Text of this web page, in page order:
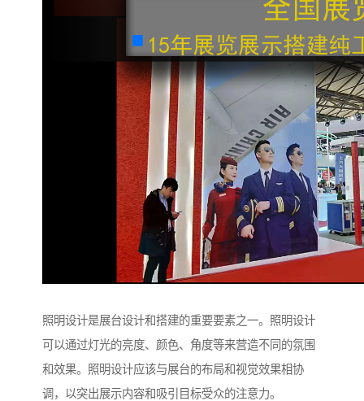
照明设计是展台设计和搭建的重要要素之一。照明设计
可以通过灯光的亮度、颜色、角度等来营造不同的氛围
和效果。照明设计应该与展台的布局和视觉效果相协
调，以突出展示内容和吸引目标受众的注意力。